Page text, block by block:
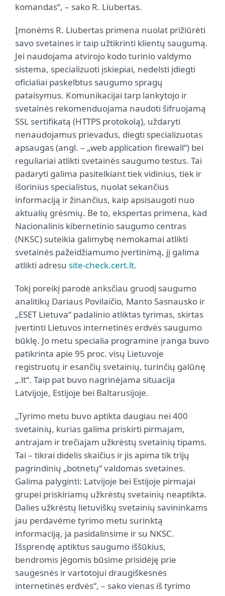
komandas“, – sako R. Liubertas.
Įmonėms R. Liubertas primena nuolat prižiūrėti
savo svetaines ir taip užtikrinti klientų saugumą.
Jei naudojama atvirojo kodo turinio valdymo
sistema, specializuoti įskiepiai, nedelsti įdiegti
oficialiai paskelbtus saugumo spragų
pataisymus. Komunikacijai tarp lankytojo ir
svetainės rekomenduojama naudoti šifruojamą
SSL sertifikatą (HTTPS protokolą), uždaryti
nenaudojamus prievadus, diegti specializuotas
apsaugas (angl. – „web application firewall“) bei
reguliariai atlikti svetainės saugumo testus. Tai
padaryti galima pasitelkiant tiek vidinius, tiek ir
išorinius specialistus, nuolat sekančius
informaciją ir žinančius, kaip apsisaugoti nuo
aktualių grėsmių. Be to, ekspertas primena, kad
Nacionalinis kibernetinio saugumo centras
(NKSC) suteikia galimybę nemokamai atlikti
svetainės pažeidžiamumo įvertinimą, jį galima
atlikti adresu site-check.cert.lt.
Tokį poreikį parodė anksčiau gruodį saugumo
analitikų Dariaus Povilaičio, Manto Sasnausko ir
„ESET Lietuva“ padalinio atliktas tyrimas, skirtas
įvertinti Lietuvos internetinės erdvės saugumo
būklę. Jo metu specialia programine įranga buvo
patikrinta apie 95 proc. visų Lietuvoje
registruotų ir esančių svetainių, turinčių galūnę
„.lt“. Taip pat buvo nagrinėjama situacija
Latvijoje, Estijoje bei Baltarusijoje.
„Tyrimo metu buvo aptikta daugiau nei 400
svetainių, kurias galima priskirti pirmajam,
antrajam ir trečiajam užkrėstų svetainių tipams.
Tai – tikrai didelis skaičius ir jis apima tik trijų
pagrindinių „botnetų“ valdomas svetaines.
Galima palyginti: Latvijoje bei Estijoje pirmajai
grupei priskiriamų užkrėstų svetainių neaptikta.
Dalies užkrėstų lietuviškų svetainių savininkams
jau perdavėme tyrimo metu surinktą
informaciją, ja pasidalinsime ir su NKSC.
Išsprendę aptiktus saugumo iššūkius,
bendromis jėgomis būsime prisidėję prie
saugesnės ir vartotojui draugiškesnės
internetinės erdvės“, – sako vienas iš tyrimo